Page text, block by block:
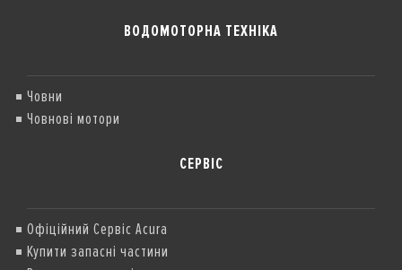
ВОДОМОТОРНА ТЕХНІКА
Човни
Човнові мотори
СЕРВІС
Офіційний Сервіс Acura
Купити запасні частини